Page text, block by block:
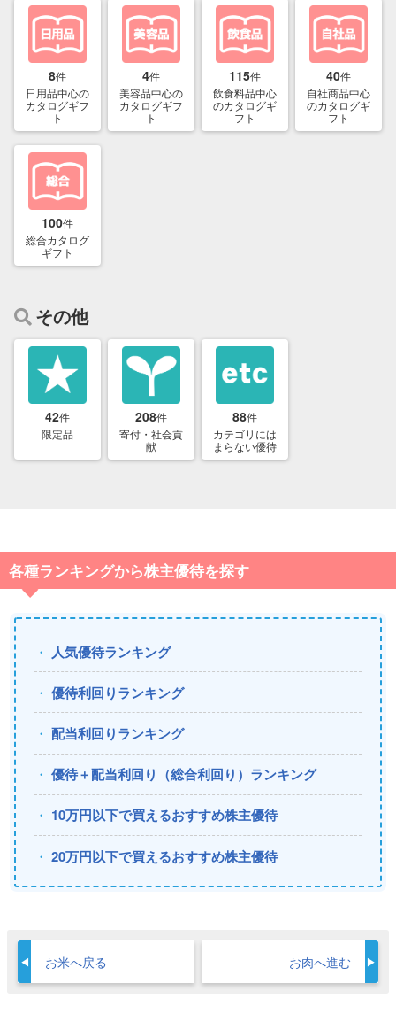
8件
日用品中心の
カタログギフ
ト
4件
美容品中心の
カタログギフ
ト
115件
飲食料品中心
のカタログギ
フト
40件
自社商品中心
のカタログギ
フト
100件
総合カタログ
ギフト
その他
42件
限定品
208件
寄付・社会貢
献
88件
カテゴリには
まらない優待
各種ランキングから株主優待を探す
人気優待ランキング
優待利回りランキング
配当利回りランキング
優待＋配当利回り（総合利回り）ランキング
10万円以下で買えるおすすめ株主優待
20万円以下で買えるおすすめ株主優待
お米へ戻る お肉へ進む